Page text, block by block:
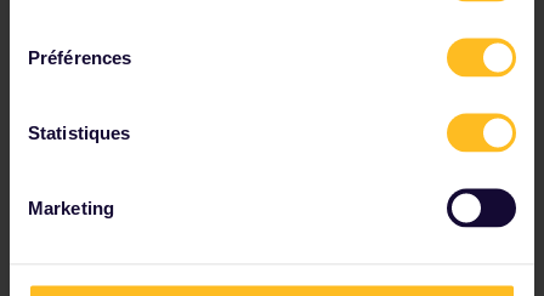
Préférences
Statistiques
Marketing
Dîner rôti - Angleterre
Rendez-vous dans une rôtisserie anglaise pour goûter
de saucisses enroulées de lard, de farce, de petits
pois, de pommes de terre rôties, de carottes, de
sauce aux canneberges, entre autres saveurs. Ne
prévoyez rien après cette expérience gastronomique,